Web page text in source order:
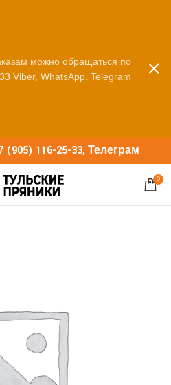
(905) 116-25-33, Телеграм
0
можно обращаться по
Viber, WhatsApp, Telegram